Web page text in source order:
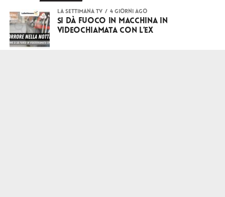
LA SETTIMANA TV 4 giorni ago
Si dà fuoco in macchina in
videochiamata con l’ex